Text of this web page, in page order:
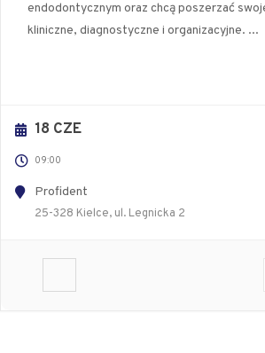
endodontycznym oraz chcą poszerzać
kliniczne, diagnostyczne i organizacyjne. ...
18 CZE
09:00
Profident
25-328 Kielce, ul. Legnicka 2